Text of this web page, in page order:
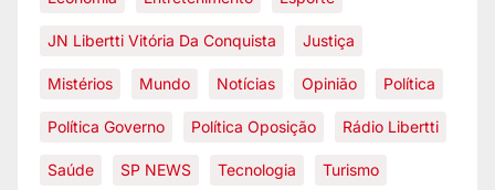
JN Libertti Vitória Da Conquista Justiça
Mistérios Mundo Notícias Opinião Política
Política Governo Política Oposição Rádio Libertti
Saúde SP NEWS Tecnologia Turismo